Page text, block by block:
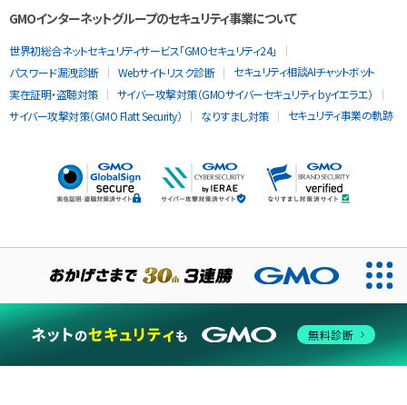
GMOインターネットグループのセキュリティ事業について
世界初総合ネットセキュリティサービス「GMOセキュリティ24」
パスワード漏洩診断
Webサイトリスク診断
セキュリティ相談AIチャットボット
実在証明・盗聴対策
サイバー攻撃対策（GMOサイバーセキュリティ byイエラエ）
サイバー攻撃対策（GMO Flatt Security）
なりすまし対策 セキュリティ事業の軌跡
無料診断